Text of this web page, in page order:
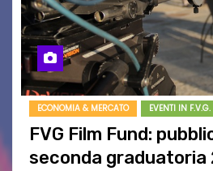
ECONOMIA & MERCATO EVENTI IN F.V.G.
FVG Film Fund:
seconda graduatoria